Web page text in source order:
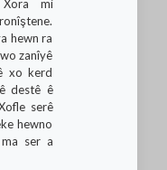
mi
hewn ra
zanîyê
xo kerd
destê ê
serê
hewno
ser a